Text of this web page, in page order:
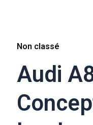
Non classé
Audi